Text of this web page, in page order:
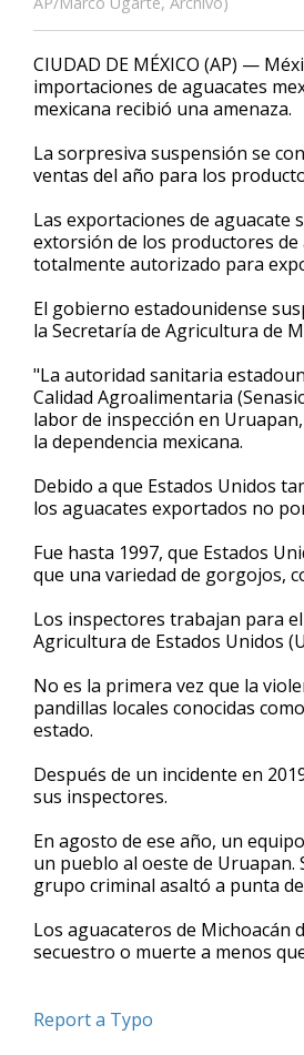
CIUDAD DE MÉXICO (AP) —
importaciones de aguacates
mexicana recibió una amenaza.
La sorpresiva suspensión se
ventas del año para los
Las exportaciones de aguacate
extorsión de los productores de
totalmente autorizado para
El gobierno estadounidense
la Secretaría de Agricultura de
"La autoridad sanitaria
Calidad Agroalimentaria
labor de inspección en
la dependencia mexicana.
Debido a que Estados Unidos
los aguacates exportados no
Fue hasta 1997, que Estados
que una variedad de gorgojos,
Los inspectores trabajan para
Agricultura de Estados Unidos
No es la primera vez que la
pandillas locales conocidas
estado.
Después de un incidente en
sus inspectores.
En agosto de ese año, un
un pueblo al oeste de Uruapan.
grupo criminal asaltó a punta
Los aguacateros de Michoacán
secuestro o muerte a menos
Report a Typo